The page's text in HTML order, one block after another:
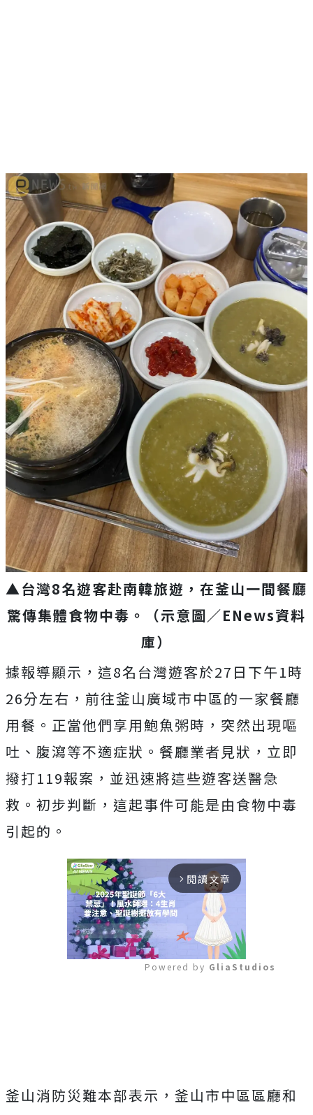
▲台灣8名遊客赴南韓旅遊，在釜山一間餐廳
驚傳集體食物中毒 。（示意圖／ENews資料
庫）
據報導顯示，這8名台灣遊客於27日下午1時
26分左右，前往釜山廣域市中區的一家餐廳
用餐。正當他們享用鮑魚粥時，突然出現嘔
吐、腹瀉等不適症狀。餐廳業者見狀，立即
撥打119報案，並迅速將這些遊客送醫急
救。初步判斷，這起事件可能是由食物中毒
引起的。
arrow_forward_ios 閱讀文章
Powered by GliaStudios
釜山消防災難本部表示，釜山市中區區廳和